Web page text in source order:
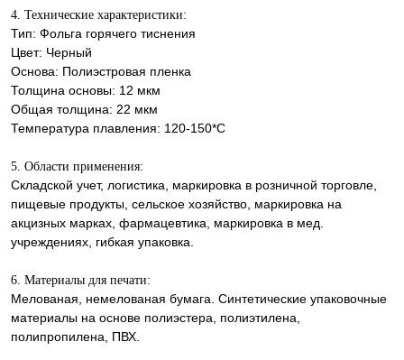
4. Технические характеристики:
Тип: Фольга горячего тиснения
Цвет: Черный
Основа: Полиэстровая пленка
Толщина основы: 12 мкм
Общая толщина: 22 мкм
Температура плавления: 120-150*С
5. Области применения:
Складской учет, логистика, маркировка в розничной торговле,
пищевые продукты, сельское хозяйство, маркировка на
акцизных марках, фармацевтика, маркировка в мед.
учреждениях, гибкая упаковка.
6. Материалы для печати:
Мелованая, немелованая бумага. Синтетические упаковочные
материалы на основе полиэстера, полиэтилена,
полипропилена, ПВХ.